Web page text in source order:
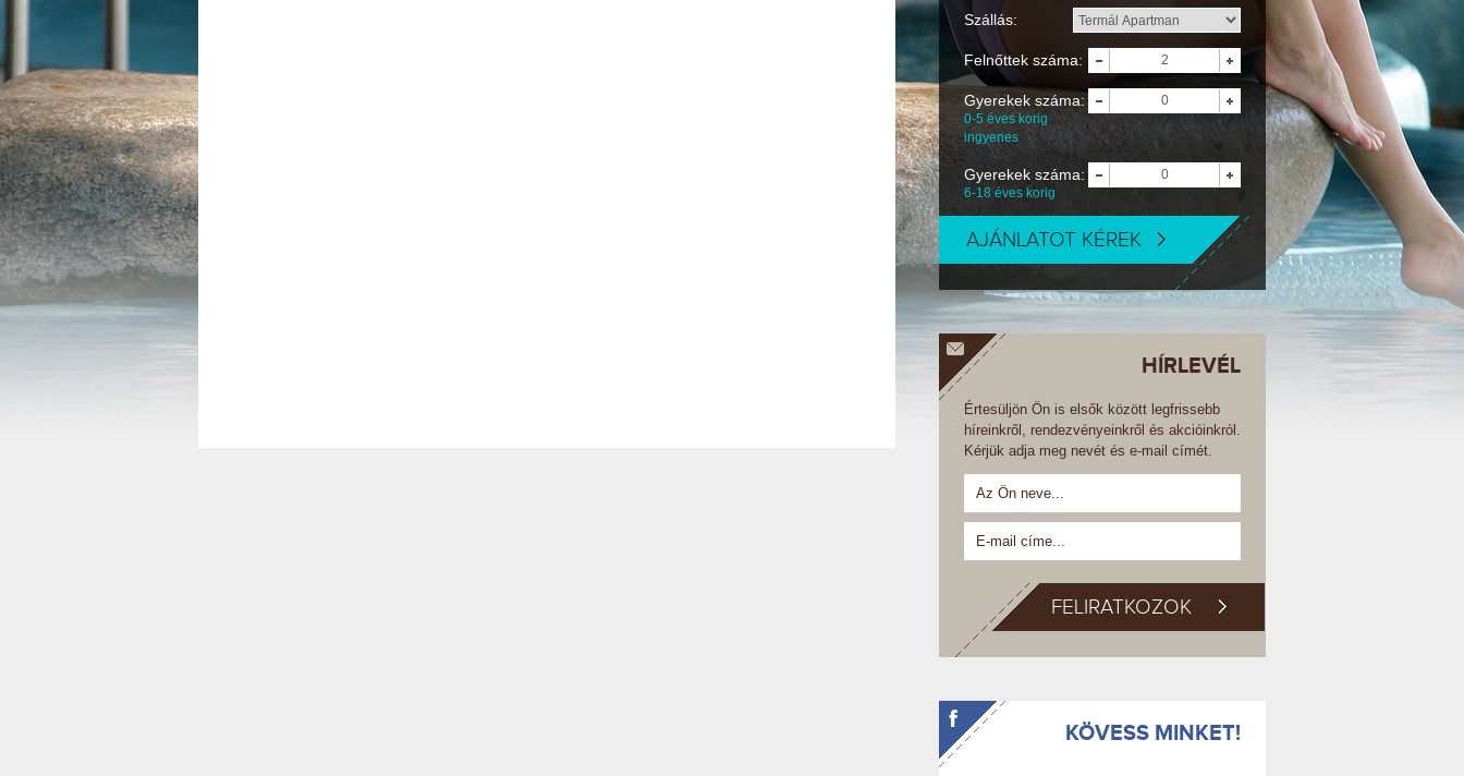
Szállás:
Felnőttek száma:
Gyerekek száma:
0-5 éves korig
ingyenes
Gyerekek száma:
6-18 éves korig
AJÁNLATOT KÉREK
HÍRLEVÉL
Értesüljön Ön is elsők között legfrissebb
híreinkről, rendezvényeinkről és akcióinkról.
Kérjük adja meg nevét és e-mail címét.
FELIRATKOZOK
KÖVESS MINKET!